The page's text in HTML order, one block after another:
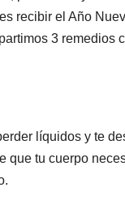
recibir el Año
3 remedios
líquidos y te
que tu cuerpo